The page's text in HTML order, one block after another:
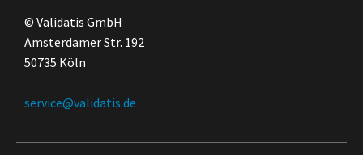
© Validatis GmbH
Amsterdamer Str. 192
50735 Köln
service@validatis.de